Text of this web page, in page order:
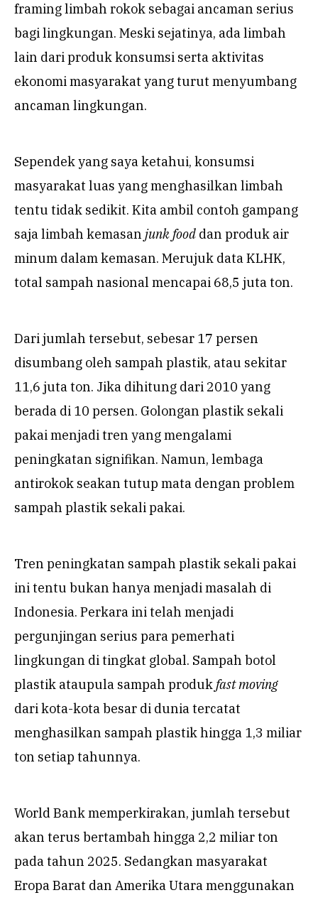
framing limbah rokok sebagai ancaman serius
bagi lingkungan. Meski sejatinya, ada limbah
lain dari produk konsumsi serta aktivitas
ekonomi masyarakat yang turut menyumbang
ancaman lingkungan.
Sependek yang saya ketahui, konsumsi
masyarakat luas yang menghasilkan limbah
tentu tidak sedikit. Kita ambil contoh gampang
saja limbah kemasan junk food dan produk air
minum dalam kemasan. Merujuk data KLHK,
total sampah nasional mencapai 68,5 juta ton.
Dari jumlah tersebut, sebesar 17 persen
disumbang oleh sampah plastik, atau sekitar
11,6 juta ton. Jika dihitung dari 2010 yang
berada di 10 persen. Golongan plastik sekali
pakai menjadi tren yang mengalami
peningkatan signifikan. Namun, lembaga
antirokok seakan tutup mata dengan problem
sampah plastik sekali pakai.
Tren peningkatan sampah plastik sekali pakai
ini tentu bukan hanya menjadi masalah di
Indonesia. Perkara ini telah menjadi
pergunjingan serius para pemerhati
lingkungan di tingkat global. Sampah botol
plastik ataupula sampah produkfast moving
dari kota-kota besar di dunia tercatat
menghasilkan sampah plastik hingga 1,3 miliar
ton setiap tahunnya.
World Bank memperkirakan, jumlah tersebut
akan terus bertambah hingga 2,2 miliar ton
pada tahun 2025. Sedangkan masyarakat
Eropa Barat dan Amerika Utara menggunakan